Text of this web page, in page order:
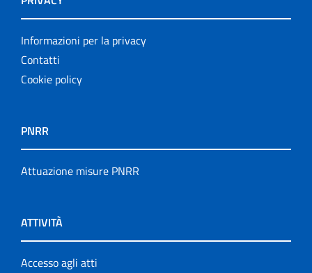
Informazioni per la privacy
Contatti
Cookie policy
PNRR
Attuazione misure PNRR
ATTIVITÀ
Accesso agli atti